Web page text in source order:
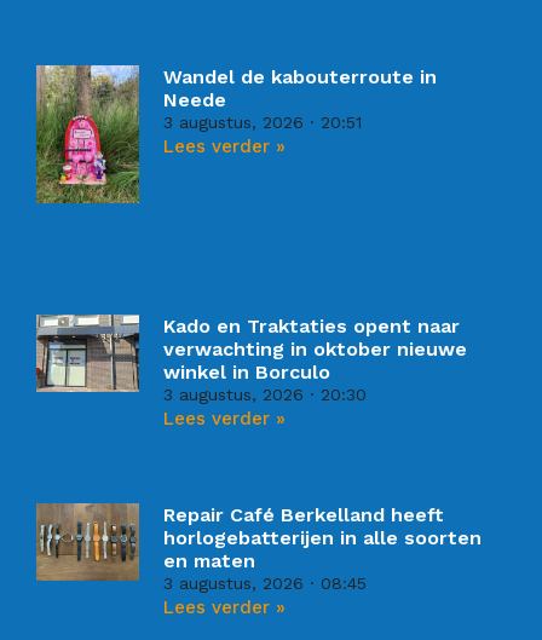
Wandel de kabouterroute in
Neede
3 augustus, 2026 20:51
Lees verder »
Kado en Traktaties opent naar
verwachting in oktober nieuwe
winkel in Borculo
3 augustus, 2026 20:30
Lees verder »
Repair Café Berkelland heeft
horlogebatterijen in alle soorten
en maten
3 augustus, 2026 08:45
Lees verder »